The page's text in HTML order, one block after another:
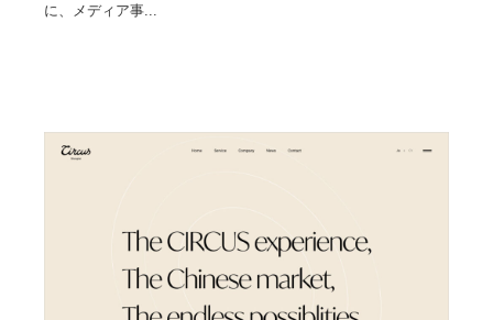
に、メディア事...